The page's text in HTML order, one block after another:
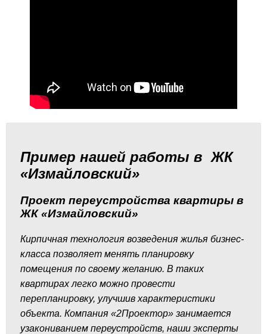
Пример нашей работы в ЖК
«Измайловский»
Проект переустройства квартиры в
ЖК «Измайловский»
Кирпичная технология возведения жилья бизнес-
класса позволяет менять планировку
помещения по своему желанию. В таких
квартирах легко можно провести
перепланировку, улучшив характеристики
объекта. Компания «2Проектор» занимается
узакониванием переустройств, наши эксперты